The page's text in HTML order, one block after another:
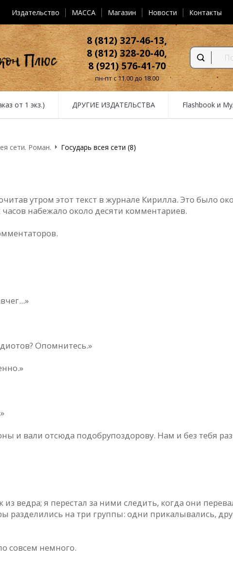
Издательство MACCA Магазин Новости Контакты
8 (812) 327-46-13,
8 (812) 328-20-40,
8 (921) 576-41-70
пн-пт с 11.00 до 18.00
от 1 экз.) ДРУГИЕ ИЗДАТЕЛЬСТВА Flashbook и
сети. Роман. Государь всея сети (8)
утром этот текст в журнале Кирилла. Это было
набежало около десяти комментариев.
Опомнитесь.»
и вали отсюда подобру­поздорову. Нам и без тебя
ведра; я перестал за ними следить, когда они
разделились на три группы: одни прикалывались,
совсем немного.